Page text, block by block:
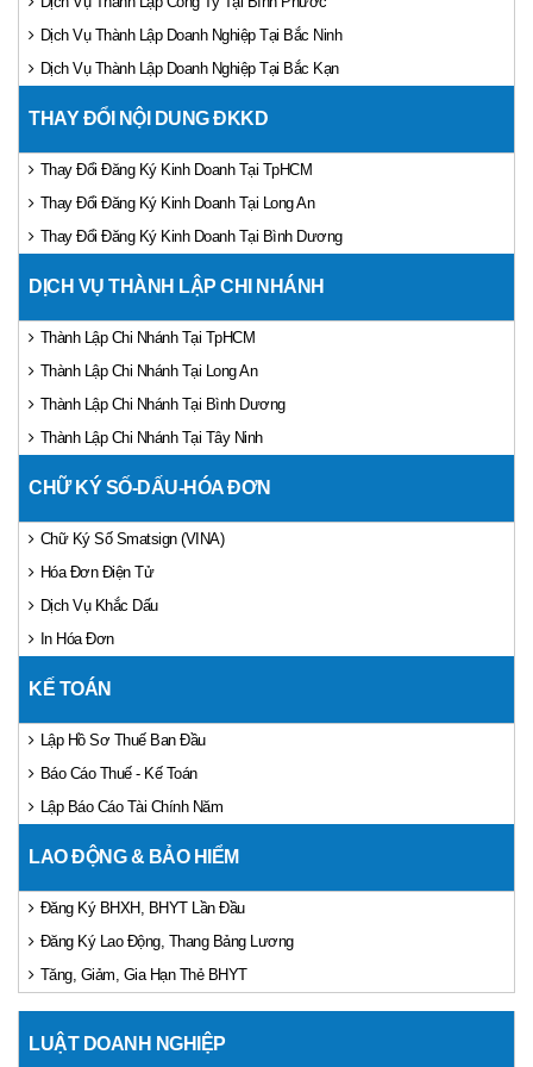
Dịch Vụ Thành Lập Doanh Nghiệp Tại Bắc Ninh
Dịch Vụ Thành Lập Doanh Nghiệp Tại Bắc Kạn
THAY ĐỔI NỘI DUNG ĐKKD
Thay Đổi Đăng Ký Kinh Doanh Tại TpHCM
Thay Đổi Đăng Ký Kinh Doanh Tại Long An
Thay Đổi Đăng Ký Kinh Doanh Tại Bình Dương
DỊCH VỤ THÀNH LẬP CHI NHÁNH
Thành Lập Chi Nhánh Tại TpHCM
Thành Lập Chi Nhánh Tại Long An
Thành Lập Chi Nhánh Tại Bình Dương
Thành Lập Chi Nhánh Tại Tây Ninh
CHỮ KÝ SỐ-DẤU-HÓA ĐƠN
Chữ Ký Số Smatsign (VINA)
Hóa Đơn Điện Tử
Dịch Vụ Khắc Dấu
In Hóa Đơn
KẾ TOÁN
Lập Hồ Sơ Thuế Ban Đầu
Báo Cáo Thuế - Kế Toán
Lập Báo Cáo Tài Chính Năm
LAO ĐỘNG & BẢO HIỂM
Đăng Ký BHXH, BHYT Lần Đầu
Đăng Ký Lao Động, Thang Bảng Lương
Tăng, Giảm, Gia Hạn Thẻ BHYT
LUẬT DOANH NGHIỆP